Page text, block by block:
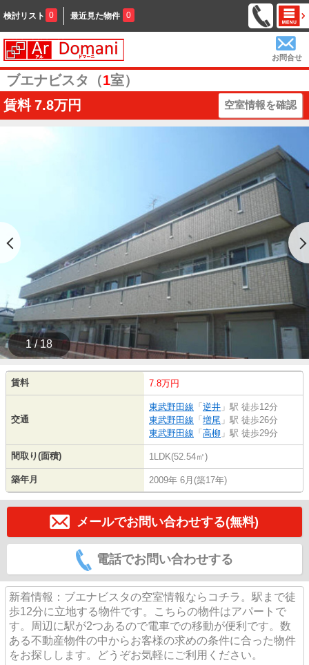
検討リスト 0 最近見た物件 0
お問合せ
ブエナビスタ（1室）
賃料 7.8万円 空室情報を確認
1 / 18
賃料 7.8万円
交通
東武野田線 「 逆井 」駅 徒歩12分
東武野田線 「 増尾 」駅 徒歩26分
東武野田線 「 高柳 」駅 徒歩29分
間取り(面積) 1LDK(52.54㎡)
築年月 2009年 6月(築17年)
メールでお問い合わせする(無料)
電話でお問い合わせする
新着情報：ブエナビスタの空室情報ならコチラ。駅まで徒
歩12分に立地する物件です。こちらの物件はアパートで
す。周辺に駅が2つあるので電車での移動が便利です。数
ある不動産物件の中からお客様の求めの条件に合った物件
をお探しします。どうぞお気軽にご利用ください。